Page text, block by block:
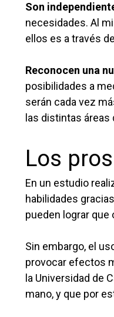
Son
necesidades. Al
ellos es a través
Reconocen una
posibilidades a
serán cada vez
las distintas
Los
En un estudio
habilidades
pueden lograr
Sin embargo, el
provocar efectos
la Universidad de
mano, y que por